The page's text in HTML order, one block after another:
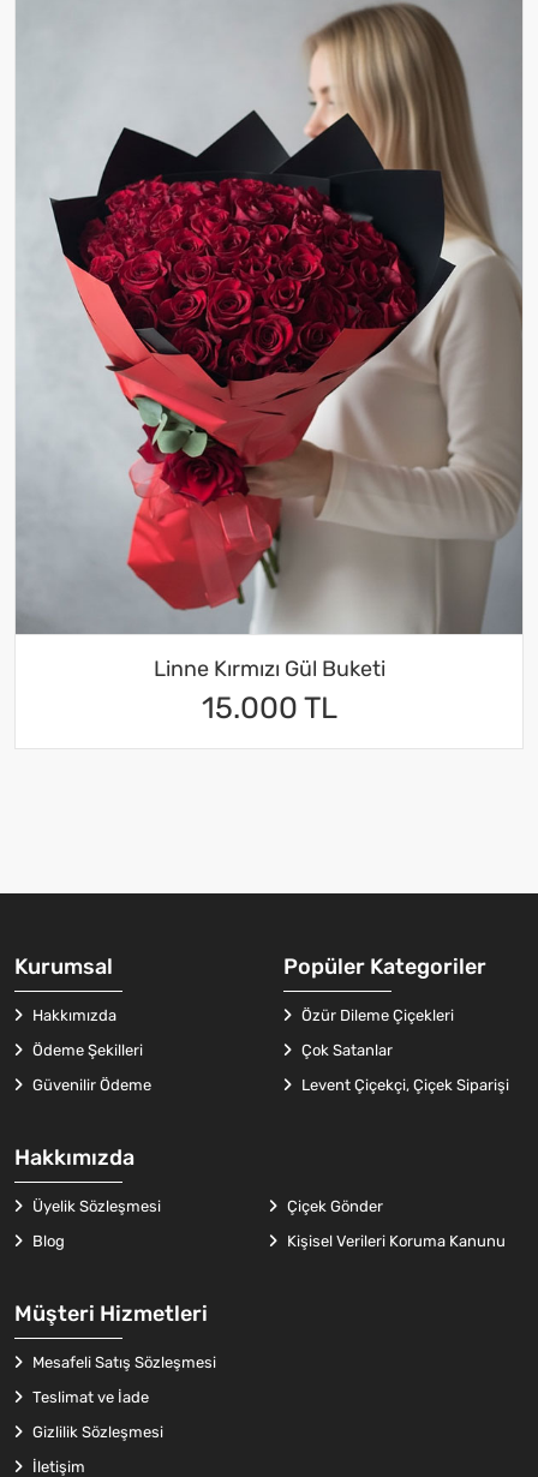
Linne Kırmızı Gül Buketi
15.000 TL
Kurumsal
Hakkımızda
Ödeme Şekilleri
Güvenilir Ödeme
Popüler Kategoriler
Özür Dileme Çiçekleri
Çok Satanlar
Levent Çiçekçi, Çiçek Siparişi
Müşteri Hizmetleri
Mesafeli Satış Sözleşmesi
Teslimat ve İade
Gizlilik Sözleşmesi
İletişim
Hakkımızda
Üyelik Sözleşmesi
Çiçek Gönder
Blog
Kişisel Verileri Koruma Kanunu